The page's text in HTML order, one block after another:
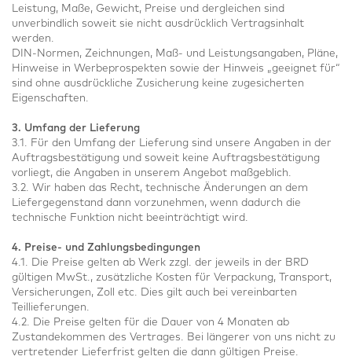
Leistung, Maße, Gewicht, Preise und dergleichen sind
unverbindlich soweit sie nicht ausdrücklich Vertragsinhalt
werden.
DIN-Normen, Zeichnungen, Maß- und Leistungsangaben, Pläne,
Hinweise in Werbeprospekten sowie der Hinweis „geeignet für“
sind ohne ausdrückliche Zusicherung keine zugesicherten
Eigenschaften.
3. Umfang der Lieferung
3.1. Für den Umfang der Lieferung sind unsere Angaben in der
Auftragsbestätigung und soweit keine Auftragsbestätigung
vorliegt, die Angaben in unserem Angebot maßgeblich.
3.2. Wir haben das Recht, technische Änderungen an dem
Liefergegenstand dann vorzunehmen, wenn dadurch die
technische Funktion nicht beeinträchtigt wird.
4. Preise- und Zahlungsbedingungen
4.1. Die Preise gelten ab Werk zzgl. der jeweils in der BRD
gültigen MwSt., zusätzliche Kosten für Verpackung, Transport,
Versicherungen, Zoll etc. Dies gilt auch bei vereinbarten
Teillieferungen.
4.2. Die Preise gelten für die Dauer von 4 Monaten ab
Zustandekommen des Vertrages. Bei längerer von uns nicht zu
vertretender Lieferfrist gelten die dann gültigen Preise.